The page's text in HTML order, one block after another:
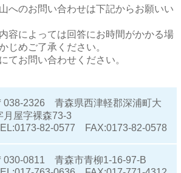
へのお問い合わせは下記からお願いい
容によっては回答にお時間がかかる場
じめご了承ください。
てお問い合わせください。
038-2326 青森県西津軽郡深浦町大
月屋字裸森73-3
82-0577 FAX:0173-82-0578
030-0811 青森市青柳1-16-97-B